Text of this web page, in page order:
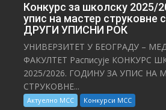
Конкурс за школску 2025/⁠
упис на мастер струковне
ДРУГИ УПИСНИ РОК
УНИВЕРЗИТЕТ У БЕОГРАДУ –
ФАКУЛТЕТ Расписује КОНКУРС
2025/⁠2026. ГОДИНУ ЗА УПИС НА
СТРУКОВНЕ...
Актуелно МСС Конкурси МСС